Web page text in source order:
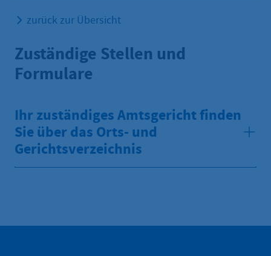
zurück zur Übersicht
Zuständige Stellen und
Formulare
Ihr zuständiges Amtsgericht finden
Sie über das Orts- und
Gerichtsverzeichnis